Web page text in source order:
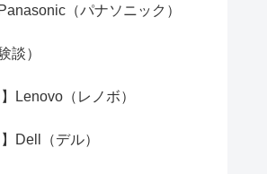
（パナソニック）
談）
Lenovo（レノボ）
Dell（デル）